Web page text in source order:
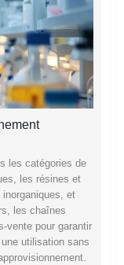
les catégories de
les résines et
et
les chaînes
vente pour garantir
utilisation sans